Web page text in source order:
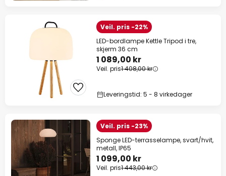
Veil. pris -22%
LED-bordlampe Kettle Tripod i tre,
skjerm 36 cm
1 089,00 kr
Veil. pris1 408,00 kr
Leveringstid: 5 - 8 virkedager
Veil. pris -23%
Sponge LED-terrasselampe, svart/hvit,
metall, IP65
1 099,00 kr
Veil. pris1 443,00 kr